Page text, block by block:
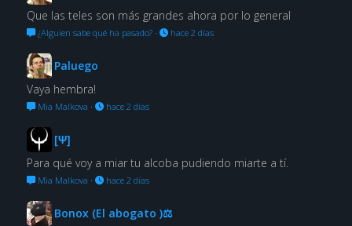
Que las teles son más grandes ahora por lo general
¿Alguien sabe qué ha pasado?· hace 2 días
Paluego
Vaya hembra!
Mia Malkova · hace 2 días
[Ψ]
Para qué voy a miar tu alcoba pudiendo miarte a tí.
Mia Malkova · hace 2 días
Bonox (El abogato )⚖